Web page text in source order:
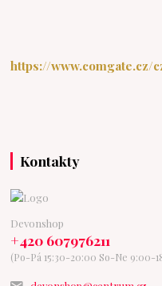
https://www.comgate.cz/
Kontakty
Devonshop
+420 607976211
(Po-Pá 15:30-20:00 So-Ne 9:00-